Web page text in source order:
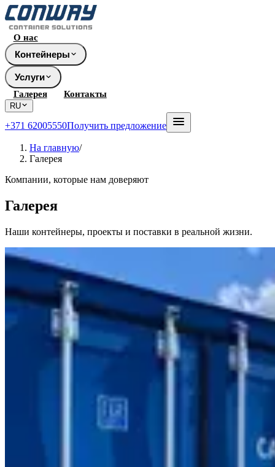
О нас
Контейнеры
Услуги
Галерея
Контакты
RU
+371 62005550Получить предложение
На главную/
Галерея
Компании, которые нам доверяют
Галерея
Наши контейнеры, проекты и поставки в реальной жизни.